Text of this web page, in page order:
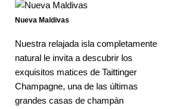
S
TURÍSTICOS
DE 5
Nueva Maldivas
Nuestra relajada isla completamente
natural le invita a descubrir los
exquisitos matices de Taittinger
Champagne, una de las últimas
grandes casas de champán